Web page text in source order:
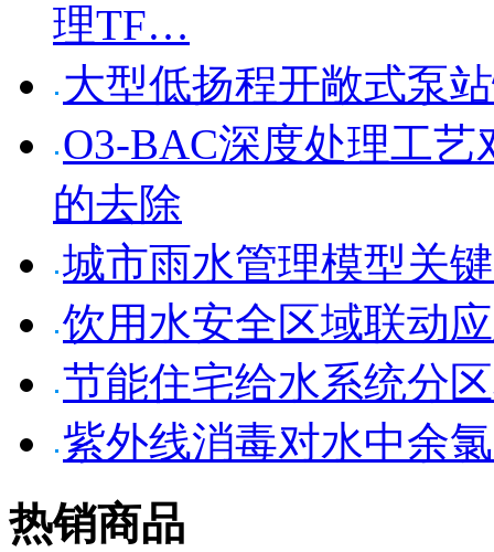
理TF…
大型低扬程开敞式泵
O3-BAC深度处理工
的去除
城市雨水管理模型关
饮用水安全区域联动
节能住宅给水系统分
紫外线消毒对水中余
热销商品